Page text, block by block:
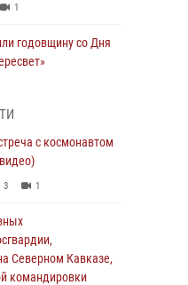
1
годовщину со Дня
Росгвардии
1»
на крупную сумму в
с космонавтом
3 1
Северном Кавказе,
командировки